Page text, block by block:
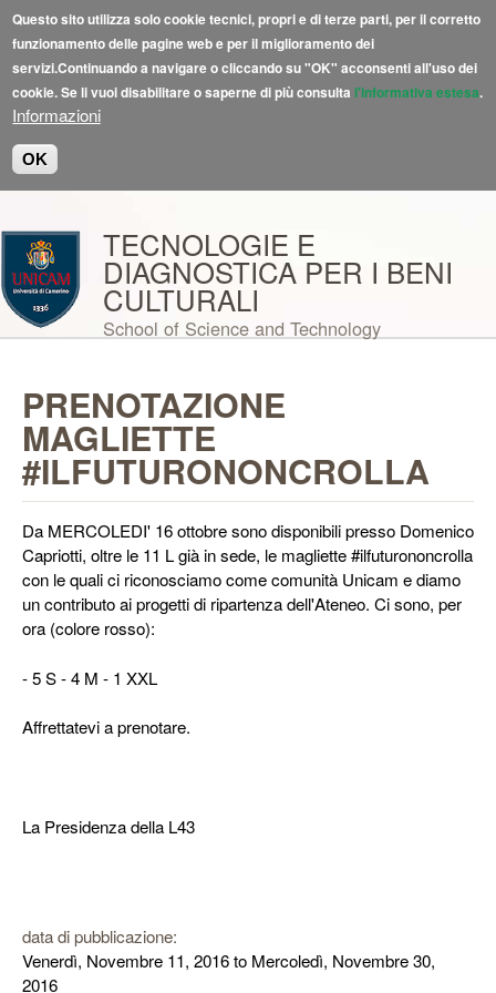
Questo sito utilizza solo cookie tecnici, propri e di terze parti, per il corretto
funzionamento delle pagine web e per il miglioramento dei
servizi.Continuando a navigare o cliccando su "OK" acconsenti all'uso dei
cookie. Se li vuoi disabilitare o saperne di più consulta l'informativa estesa.
Informazioni
OK
TECNOLOGIE E
DIAGNOSTICA PER I BENI
CULTURALI
School of Science and Technology
PRENOTAZIONE
MAGLIETTE
#ILFUTURONONCROLLA
Da MERCOLEDI' 16 ottobre sono disponibili presso Domenico
Capriotti, oltre le 11 L già in sede, le magliette #ilfuturononcrolla
con le quali ci riconosciamo come comunità Unicam e diamo
un contributo ai progetti di ripartenza dell'Ateneo. Ci sono, per
ora (colore rosso):
- 5 S - 4 M - 1 XXL
Affrettatevi a prenotare.
La Presidenza della L43
data di pubblicazione:
Venerdì, Novembre 11, 2016to Mercoledì, Novembre 30,
2016